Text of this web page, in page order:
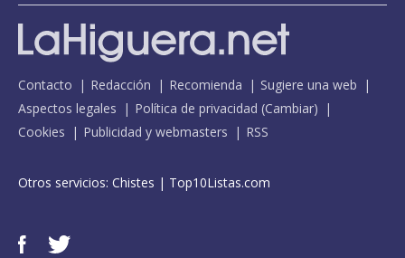
Contacto Redacción Recomienda
Sugiere una web
Aspectos legales
Política de privacidad (Cambiar)
Cookies
Publicidad y webmasters RSS
Otros servicios: Chistes | Top10Listas.com